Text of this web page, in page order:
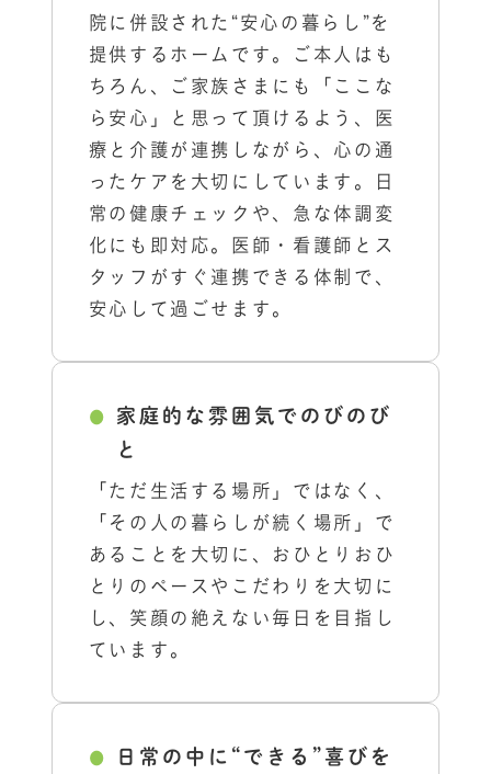
院に併設された“安心の暮らし”を
提供するホームです。ご本人はも
ちろん、ご家族さまにも「ここな
ら安心」と思って頂けるよう、医
療と介護が連携しながら、心の通
ったケアを大切にしています。日
常の健康チェックや、急な体調変
化にも即対応。医師・看護師とス
タッフがすぐ連携できる体制で、
安心して過ごせます。
家庭的な雰囲気でのびのび
と
「ただ生活する場所」ではなく、
「その人の暮らしが続く場所」で
あることを大切に、おひとりおひ
とりのペースやこだわりを大切に
し、笑顔の絶えない毎日を目指し
ています。
日常の中に“できる”喜びを